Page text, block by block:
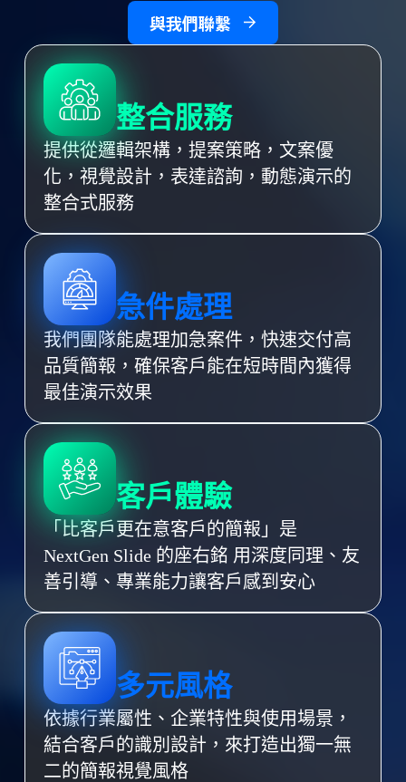
與我們聯繫
整合服務
提供從邏輯架構，提案策略，文案優
化，視覺設計，表達諮詢，動態演示的
整合式服務
急件處理
我們團隊能處理加急案件，快速交付高
品質簡報，確保客戶能在短時間內獲得
最佳演示效果
多元風格
依據行業屬性、企業特性與使用場景，
結合客戶的識別設計，來打造出獨一無
二的簡報視覺風格
客戶體驗
「比客戶更在意客戶的簡報」是
NextGen Slide 的座右銘 用深度同理、友
善引導、專業能力讓客戶感到安心